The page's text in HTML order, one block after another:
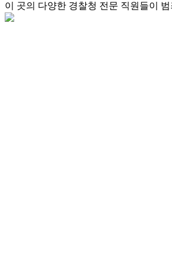
이 곳의 다양한 경찰청 전문 직원들이